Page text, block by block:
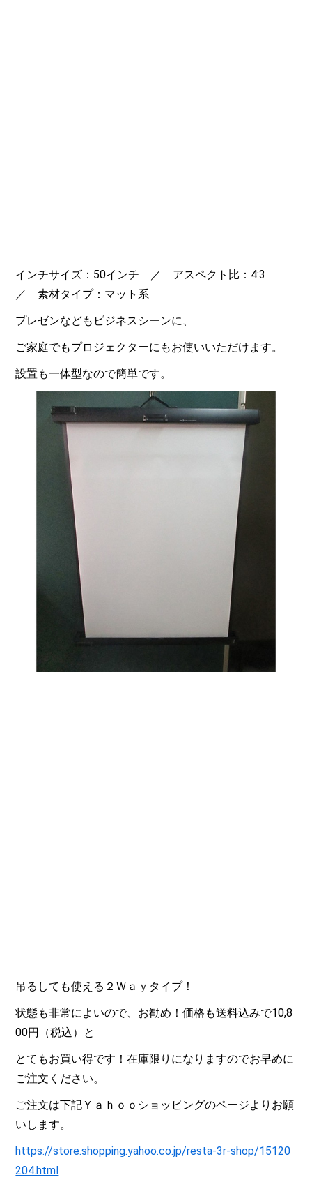
インチサイズ：50インチ ／ アスペクト比：4:3
／ 素材タイプ：マット系
プレゼンなどもビジネスシーンに、
ご家庭でもプロジェクターにもお使いいただけます。
設置も一体型なので簡単です。
吊るしても使える２Ｗａｙタイプ！
状態も非常によいので、お勧め！価格も送料込みで10,8
00円（税込）と
とてもお買い得です！在庫限りになりますのでお早めに
ご注文ください。
ご注文は下記Ｙａｈｏｏショッピングのページよりお願
いします。
https://store.shopping.yahoo.co.jp/resta-3r-shop/15120
204.html